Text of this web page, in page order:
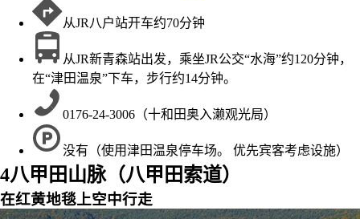
从JR八户站开车约70分钟
从JR新青森站出发，乘坐JR公交“水海”约120分钟，
在“津田温泉”下车，步行约14分钟。
0176-24-3006（十和田奥入濑观光局）
没有（使用津田温泉停车场。 优先宾客考虑设施）
4八甲田山脉（八甲田索道）
在红黄地毯上空中行走